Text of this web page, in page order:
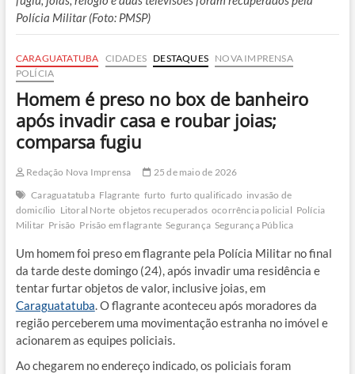
Polícia Militar (Foto: PMSP)
CARAGUATATUBA CIDADES DESTAQUES
NOVA IMPRENSA
POLÍCIA
Homem é preso no box de banheiro
após invadir casa e roubar joias;
comparsa fugiu
Redação Nova Imprensa
25 de maio de 2026
Caraguatatuba Flagrante furto furto qualificado invasão de
domicílio Litoral Norte objetos recuperados ocorrência policial Polícia
Militar Prisão Prisão em flagrante Segurança Segurança Pública
Um homem foi preso em flagrante pela Polícia Militar no final
da tarde deste domingo (24), após invadir uma residência e
tentar furtar objetos de valor, inclusive joias, em
Caraguatatuba. O flagrante aconteceu após moradores da
região perceberem uma movimentação estranha no imóvel e
acionarem as equipes policiais.
Ao chegarem no endereço indicado, os policiais foram